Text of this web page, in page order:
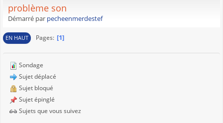
problème son
Démarré par pecheenmerdestef
EN HAUT Pages 1
Sondage
Sujet déplacé
Sujet bloqué
Sujet épinglé
Sujets que vous suivez